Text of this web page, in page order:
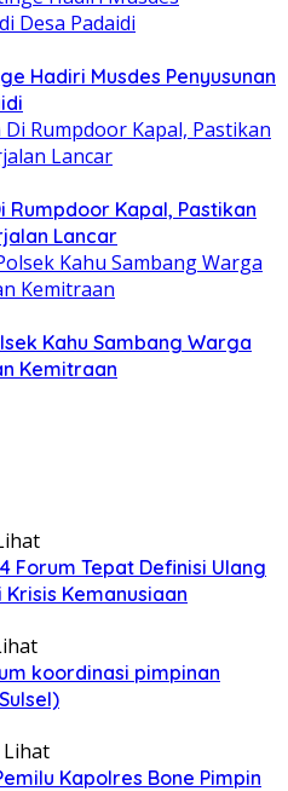
Hadiri Musdes Penyusunan
Rumpdoor Kapal, Pastikan
Lancar
Kahu Sambang Warga
Kemitraan
Forum Tepat Definisi Ulang
Kemanusiaan
koordinasi pimpinan
Lihat
Kapolres Bone Pimpin